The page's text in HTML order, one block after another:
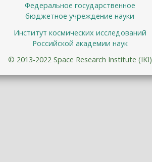
Федеральное государственное
бюджетное учреждение науки
Институт космических исследований
Российской академии наук
© 2013-2022 Space Research Institute (IKI)